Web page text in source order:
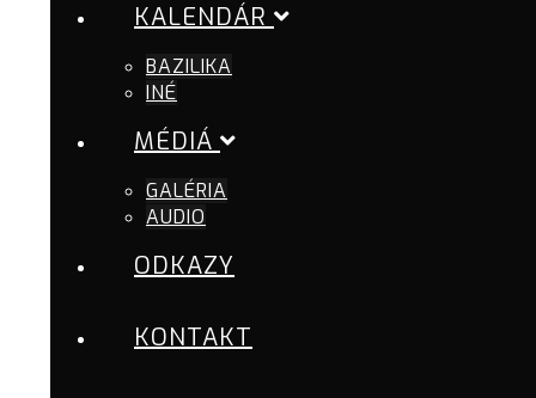
KALENDÁR
BAZILIKA
INÉ
MÉDIÁ
GALÉRIA
AUDIO
ODKAZY
KONTAKT